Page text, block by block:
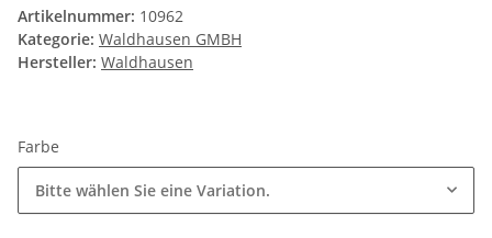
Artikelnummer: 10962
Kategorie: Waldhausen GMBH
Hersteller: Waldhausen
Farbe
Bitte wählen Sie eine Variation.